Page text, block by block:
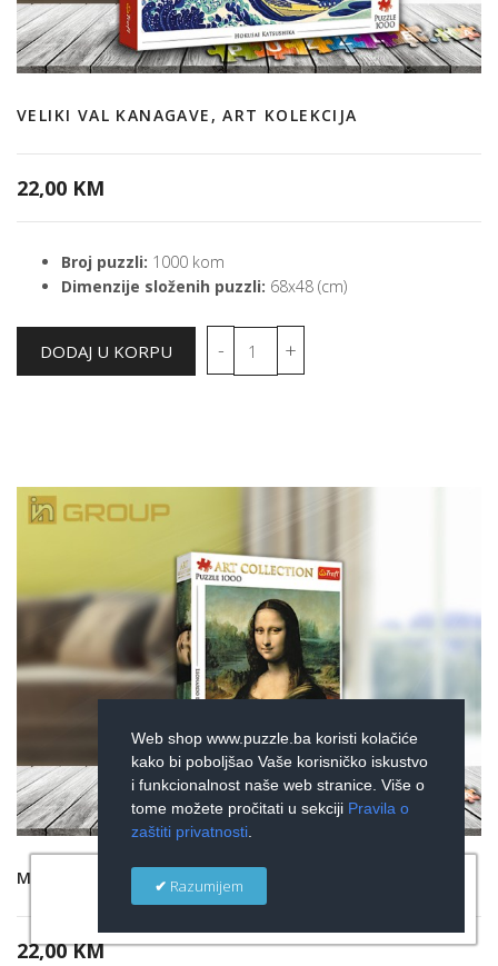
VELIKI VAL KANAGAVE, ART KOLEKCIJA
22,00 KM
Broj puzzli: 1000 kom
Dimenzije složenih puzzli: 68x48 (cm)
MONA LISA, ART KOLEKCIJA
22,00 KM
Web shop www.puzzle.ba koristi kolačiće
kako bi poboljšao Vaše korisničko iskustvo
i funkcionalnost naše web stranice. Više o
tome možete pročitati u sekciji Pravila o
zaštiti privatnosti.
Razumijem